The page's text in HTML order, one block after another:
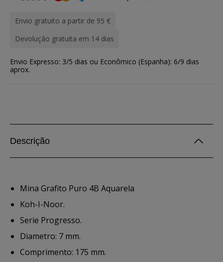
Envio gratuito a partir de 95 €
Devolução gratuita em 14 dias
Envio Expresso: 3/5 dias ou Econômico (Espanha): 6/9 dias
aprox.
Descrição
Mina Grafito Puro 4B Aquarela
Koh-I-Noor.
Serie Progresso.
Diametro: 7 mm.
Comprimento: 175 mm.